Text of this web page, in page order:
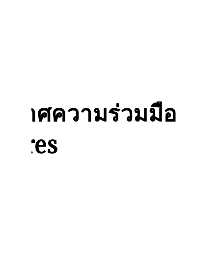
าศความร่วมมือ